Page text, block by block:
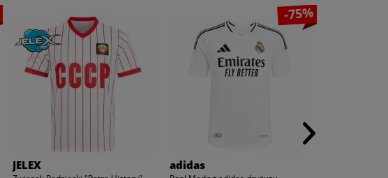
JELEX
-75%
adidas